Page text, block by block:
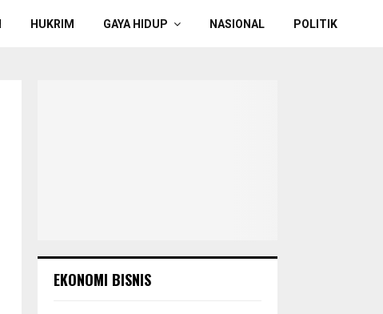
HUKRIM GAYA HIDUP NASIONAL POLITIK
EKONOMI BISNIS